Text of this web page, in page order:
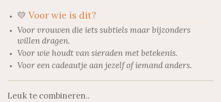
💛 Voor wie is dit?
Voor vrouwen die iets subtiels maar bijzonders
willen dragen.
Voor wie houdt van sieraden met betekenis.
Voor een cadeautje aan jezelf of iemand anders.
Leuk te combineren..